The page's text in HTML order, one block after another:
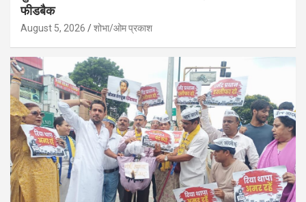
फीडबैक
August 5, 2026 शोभा/ओम प्रकाश